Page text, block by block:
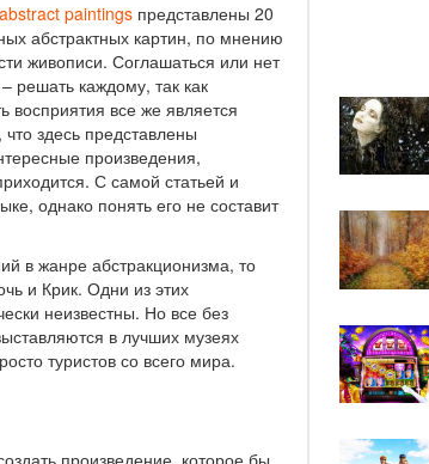
paintings представлены 20
абстрактных картин, по мнению
живописи. Соглашаться или нет
решать каждому, так как
восприятия все же является
здесь представлены
произведения,
С самой статьей и
однако понять его не составит
в жанре абстракционизма, то
и Крик. Одни из этих
неизвестны. Но все без
в лучших музеях
туристов со всего мира.
произведение, которое бы